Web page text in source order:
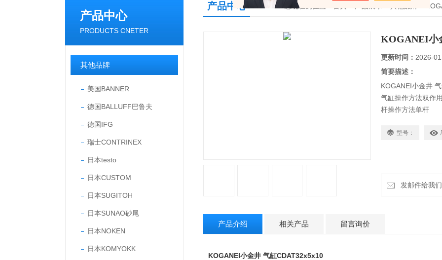
产品中心
PRODUCTS CNETER
其他品牌
美国BANNER
德国BALLUFF巴鲁夫
德国IFG
瑞士CONTRINEX
日本testo
日本CUSTOM
日本SUGITOH
日本SUNAO砂尾
日本NOKEN
日本KOMYOKK
产品中心 您现在的位置：
KOGANEI小
更新时间： 2026-
简要描述：
KOGANEI小金井
气缸操作方法双作用
杆操作方法单杆
行程：L（mm）5
端部锁定不
型号：
发邮件给我
产品介绍 相关产品 留言询价
KOGANEI小金井 气缸CDAT32x5x10